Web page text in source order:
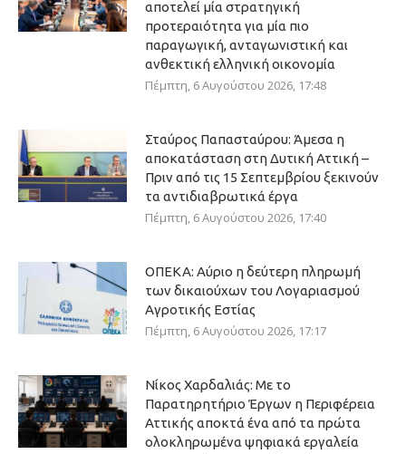
αποτελεί μία στρατηγική
προτεραιότητα για μία πιο
παραγωγική, ανταγωνιστική και
ανθεκτική ελληνική οικονομία
Πέμπτη, 6 Αυγούστου 2026, 17:48
Σταύρος Παπασταύρου: Άμεσα η
αποκατάσταση στη Δυτική Αττική –
Πριν από τις 15 Σεπτεμβρίου ξεκινούν
τα αντιδιαβρωτικά έργα
Πέμπτη, 6 Αυγούστου 2026, 17:40
ΟΠΕΚΑ: Αύριο η δεύτερη πληρωμή
των δικαιούχων του Λογαριασμού
Αγροτικής Εστίας
Πέμπτη, 6 Αυγούστου 2026, 17:17
Νίκος Χαρδαλιάς: Με το
Παρατηρητήριο Έργων η Περιφέρεια
Αττικής αποκτά ένα από τα πρώτα
ολοκληρωμένα ψηφιακά εργαλεία